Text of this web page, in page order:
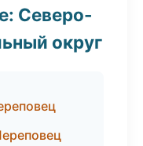
Северо-
округ